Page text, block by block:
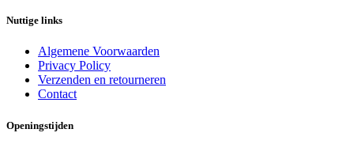
Nuttige links
Algemene Voorwaarden
Privacy Policy
Verzenden en retourneren
Contact
Openingstijden